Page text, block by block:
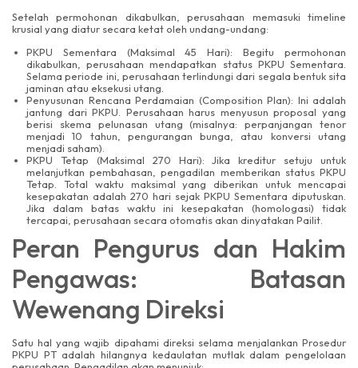
Setelah permohonan dikabulkan, perusahaan memasuki timeline
krusial yang diatur secara ketat oleh undang-undang:
PKPU Sementara (Maksimal 45 Hari): Begitu permohonan
dikabulkan, perusahaan mendapatkan status PKPU Sementara.
Selama periode ini, perusahaan terlindungi dari segala bentuk sita
jaminan atau eksekusi utang.
Penyusunan Rencana Perdamaian (Composition Plan): Ini adalah
jantung dari PKPU. Perusahaan harus menyusun proposal yang
berisi skema pelunasan utang (misalnya: perpanjangan tenor
menjadi 10 tahun, pengurangan bunga, atau konversi utang
menjadi saham).
PKPU Tetap (Maksimal 270 Hari): Jika kreditur setuju untuk
melanjutkan pembahasan, pengadilan memberikan status PKPU
Tetap. Total waktu maksimal yang diberikan untuk mencapai
kesepakatan adalah 270 hari sejak PKPU Sementara diputuskan.
Jika dalam batas waktu ini kesepakatan (homologasi) tidak
tercapai, perusahaan secara otomatis akan dinyatakan Pailit.
Peran Pengurus dan Hakim
Pengawas: Batasan
Wewenang Direksi
Satu hal yang wajib dipahami direksi selama menjalankan Prosedur
PKPU PT adalah hilangnya kedaulatan mutlak dalam pengelolaan